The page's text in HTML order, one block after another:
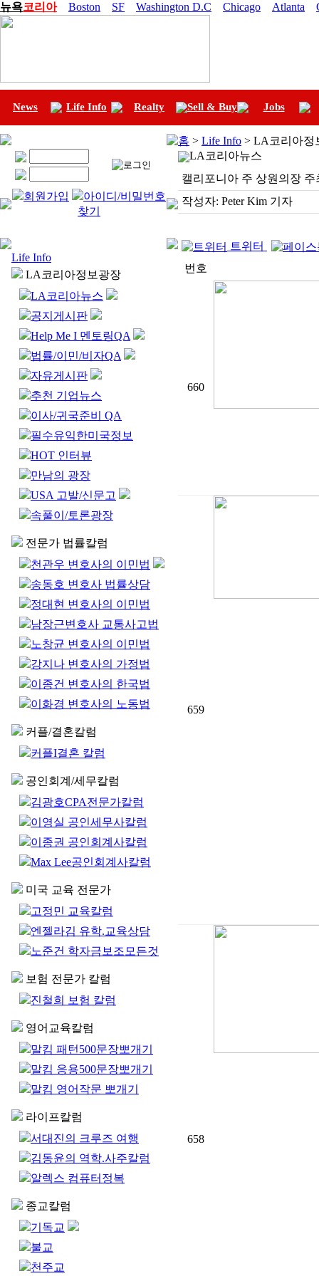
뉴욕코리아 Boston SF Washington D.C Chicago Atlanta
News Life Info Realty Sell & Buy Jobs
회원가입
아이디/비밀번호
찾기
Life Info
LA코리아정보광장
LA코리아뉴스
공지게시판
Help Me I 멘토링QA
법률/이민/비자QA
자유게시판
추천 기업뉴스
이사/귀국준비 QA
필수유익한미국정보
HOT 인터뷰
만남의 광장
USA 고발/신문고
속풀이/토론광장
전문가 법률칼럼
천관우 변호사의 이민법
송동호 변호사 법률상담
정대현 변호사의 이민법
남장근변호사 교통사고법
노창균 변호사의 이민법
강지나 변호사의 가정법
이종건 변호사의 한국법
이화경 변호사의 노동법
커플/결혼칼럼
커플I결혼 칼럼
공인회계/세무칼럼
김광호CPA전문가칼럼
이영실 공인세무사칼럼
이종권 공인회계사칼럼
Max Lee공인회계사칼럼
미국 교육 전문가
고정민 교육칼럼
엔젤라김 유학.교육상담
노준건 학자금보조모든것
보험 전문가 칼럼
진철희 보험 칼럼
영어교육칼럼
말킴 패턴500문장뽀개기
말킴 응용500문장뽀개기
말킴 영어작문 뽀개기
라이프칼럼
서대진의 크루즈 여행
김동윤의 역학.사주칼럼
알렉스 컴퓨터정복
종교칼럼
기독교
불교
천주교
홈 > Life Info > LA코리아정
LA코리아뉴스
캘리포니아 주 상원의장
작성자: Peter Kim 기자
트위터
번호
660
659
658